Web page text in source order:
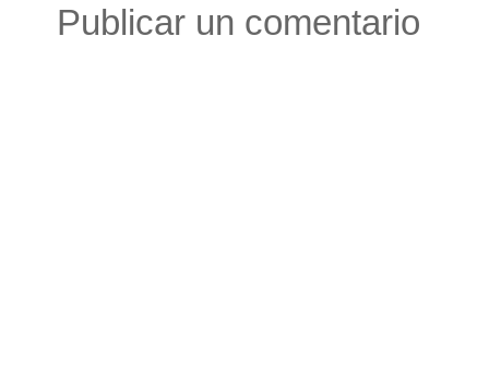
Publicar un comentario